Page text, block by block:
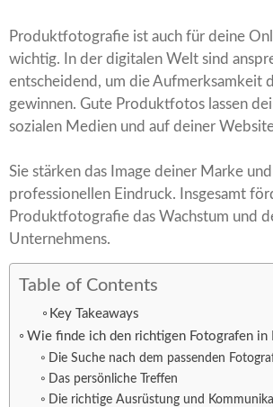
Produktfotografie ist auch für deine
wichtig. In der digitalen Welt sind
entscheidend, um die Aufmerksamkeit
gewinnen. Gute Produktfotos lassen
sozialen Medien und auf deiner
Sie stärken das Image deiner Marke
professionellen Eindruck. Insgesamt
Produktfotografie das Wachstum und
Unternehmens.
Table of Contents
Key Takeaways
Wie finde ich den richtigen Fotografen in
Die Suche nach dem passenden
Das persönliche Treffen
Die richtige Ausrüstung und